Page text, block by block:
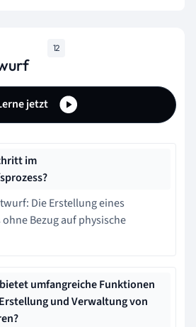
12
jetzt
im
Die Erstellung eines
Bezug auf physische
umfangreiche Funktionen
und Verwaltung von